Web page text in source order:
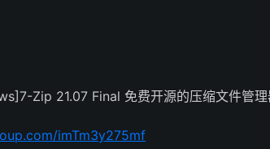
Zip 21.07 Final 免费开源的压缩文件管理
imTm3y275mf